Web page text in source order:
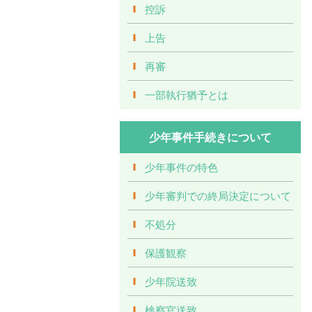
控訴
上告
再審
一部執行猶予とは
少年事件手続きについて
少年事件の特色
少年審判での終局決定について
不処分
保護観察
少年院送致